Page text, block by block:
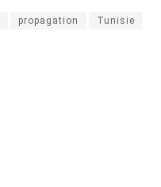
propagation Tunisie